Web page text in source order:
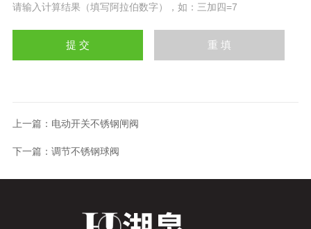
请输入计算结果（填写阿拉伯数字），如：三加四=7
上一篇： 电动开关不锈钢闸阀
下一篇： 调节不锈钢球阀